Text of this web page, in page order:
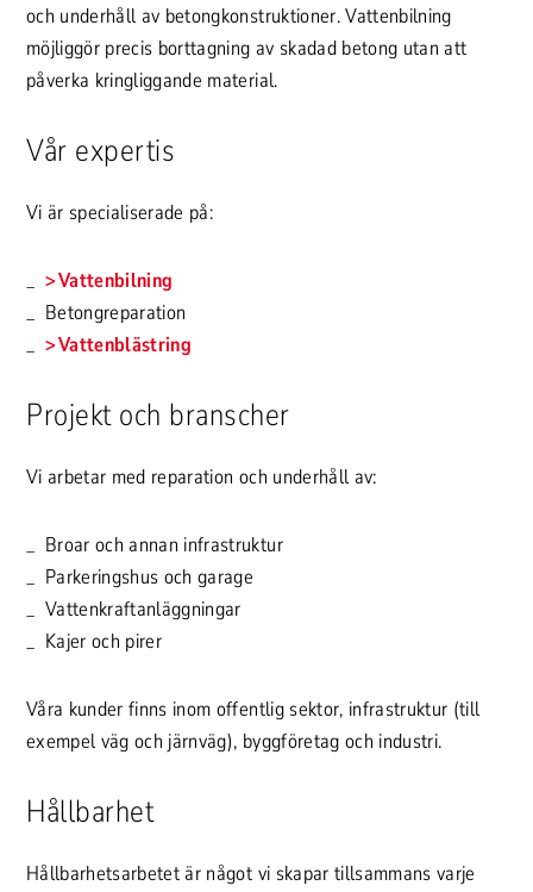
och underhåll av betongkonstruktioner. Vattenbilning
möjliggör precis borttagning av skadad betong utan att
påverka kringliggande material.
Vår expertis
Vi är specialiserade på:
Vattenbilning
Betongreparation
Vattenblästring
Projekt och branscher
Vi arbetar med reparation och underhåll av:
Broar och annan infrastruktur
Parkeringshus och garage
Vattenkraftanläggningar
Kajer och pirer
Våra kunder finns inom offentlig sektor, infrastruktur (till
exempel väg och järnväg), byggföretag och industri.
Hållbarhet
Hållbarhetsarbetet är något vi skapar tillsammans varje